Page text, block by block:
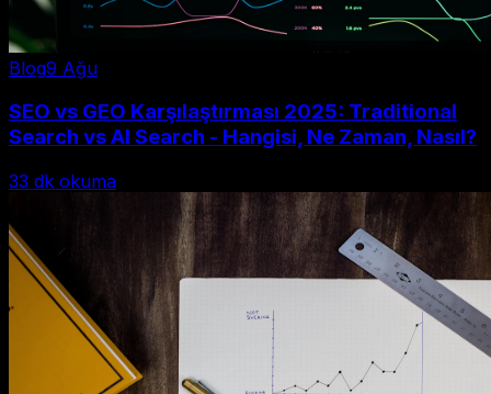
Blog9 Ağu
SEO vs GEO Karşılaştırması 2025: Traditional
Search vs AI Search - Hangisi, Ne Zaman, Nasıl?
33 dk okuma